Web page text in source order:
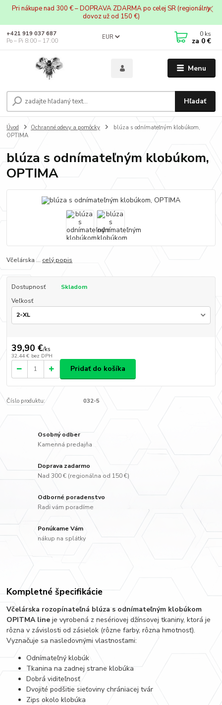
Pri nákupe nad 300 € – DOPRAVA ZDARMA po celej SR (regionálny
dovoz už od 150 €)
Menu
EUR
Hľadať
+421 919 037 687
Po – Pi 8:00 – 17:00
0 ks
za 0 €
Úvod Ochranné odevy a pomôcky
blúza s odnímateľným klobúkom,
OPTIMA
blúza s odnímateľným klobúkom,
OPTIMA
Včelárska ... celý popis
Dostupnosť
Skladom
Veľkosť
39,90 €/ks
32,44 € bez DPH
Pridať do košíka
Číslo produktu: 032-5
Osobný odber
Kamenná predajňa
Doprava zadarmo
Nad 300 € (regionálna od 150 €)
Odborné poradenstvo
Radi vám poradíme
Ponúkame Vám
nákup na splátky
Kompletné špecifikácie
Včelárska rozopínateľná blúza s odnímateľným klobúkom
OPITMA lineje vyrobená z nesériovej džínsovej tkaniny, ktorá je
rôzna v závislosti od zásielok (rôzne farby, rôzna hmotnosť).
Vyznačuje sa nasledovnými vlastnosťami:
Odnímateľný klobúk
Tkanina na zadnej strane klobúka
Dobrá viditeľnosť
Dvojité podšitie sieťoviny chrániacej tvár
Zips okolo klobúka